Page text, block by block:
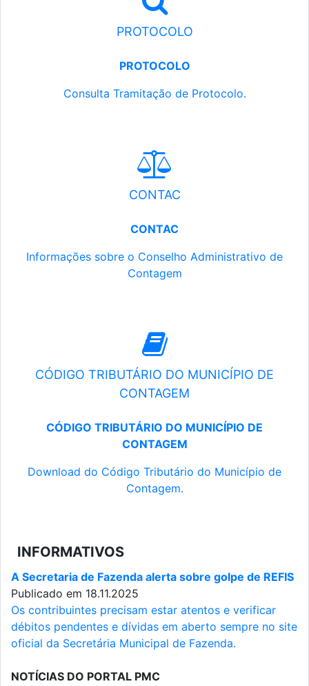
PROTOCOLO
PROTOCOLO
Consulta Tramitação de Protocolo.
CONTAC
CONTAC
Informações sobre o Conselho Administrativo de
Contagem
CÓDIGO TRIBUTÁRIO DO MUNICÍPIO DE
CONTAGEM
CÓDIGO TRIBUTÁRIO DO MUNICÍPIO DE
CONTAGEM
Download do Código Tributário do Município de
Contagem.
INFORMATIVOS
A Secretaria de Fazenda alerta sobre golpe de REFIS
Publicado em 18.11.2025
Os contribuintes precisam estar atentos e verificar
débitos pendentes e dívidas em aberto sempre no site
oficial da Secretária Municipal de Fazenda.
NOTÍCIAS DO PORTAL PMC